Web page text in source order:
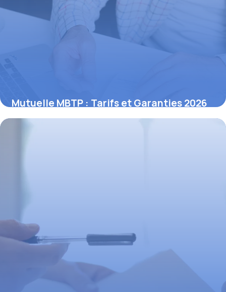
Mutuelle MBTP : Tarifs et Garanties 2026
13 novembre 2025